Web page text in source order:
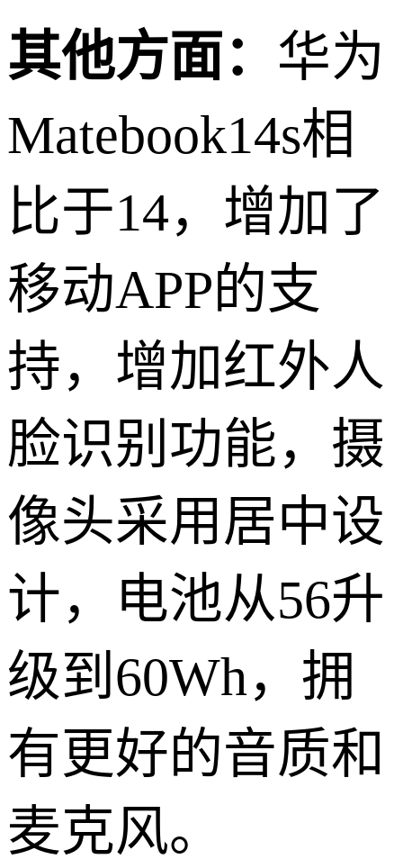
其他方面： 华为
Matebook14s相
比于14，增加了
移动APP的支
持，增加红外人
脸识别功能，摄
像头采用居中设
计，电池从56升
级到60Wh，拥
有更好的音质和
麦克风。